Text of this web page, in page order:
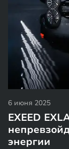
6 июня 2025
EXEED
энергии